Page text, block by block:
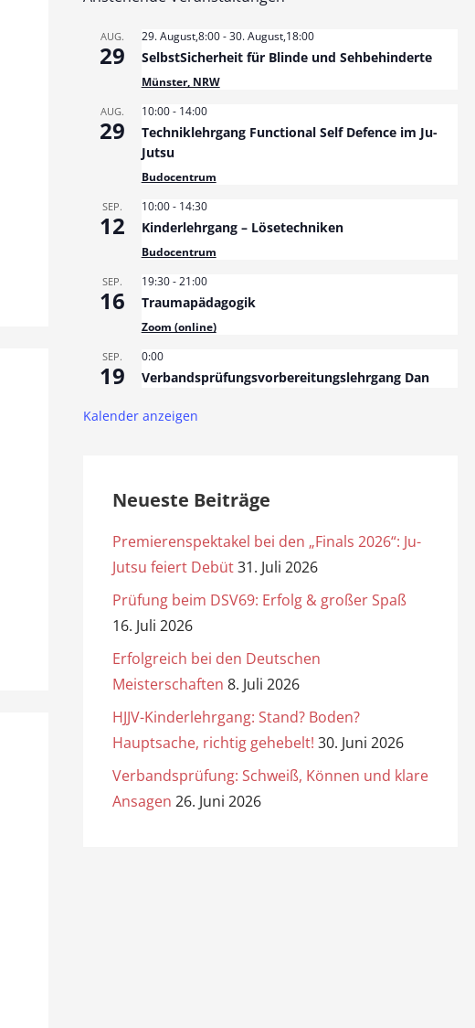
AUG.
29
29. August,8:00-30. August,18:00
SelbstSicherheit für Blinde und Sehbehinderte
Münster, NRW
AUG.
29
10:00- 14:00
Techniklehrgang Functional Self Defence im Ju-
Jutsu
Budocentrum
SEP.
12
10:00- 14:30
Kinderlehrgang – Lösetechniken
Budocentrum
SEP.
16
19:30-21:00
Traumapädagogik
Zoom (online)
SEP.
19
0:00
Verbandsprüfungsvorbereitungslehrgang Dan
Kalender anzeigen
Neueste Beiträge
Premierenspektakel bei den „Finals 2026“: Ju-
Jutsu feiert Debüt31. Juli 2026
Prüfung beim DSV69: Erfolg & großer Spaß
16. Juli 2026
Erfolgreich bei den Deutschen
Meisterschaften 8. Juli 2026
HJJV-Kinderlehrgang: Stand? Boden?
Hauptsache, richtig gehebelt! 30. Juni 2026
Verbandsprüfung: Schweiß, Können und klare
Ansagen 26. Juni 2026